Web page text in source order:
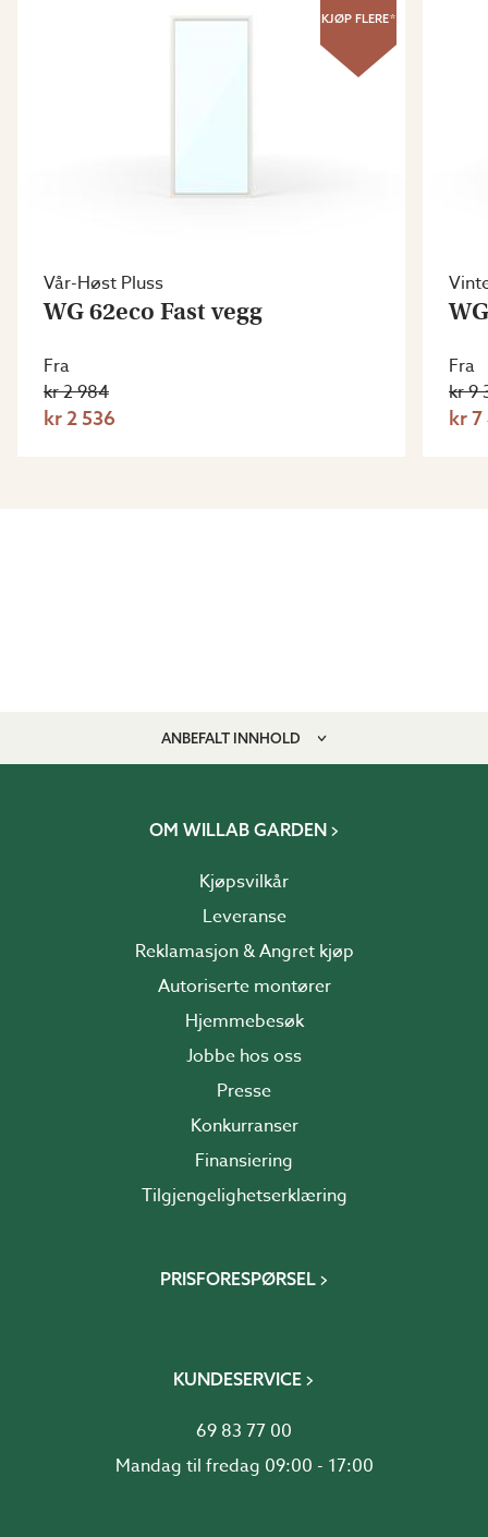
KJØP FLERE*
Vår-Høst Pluss
WG 62eco Fast vegg
Fra
kr 2 984
kr 2 536
Fra
kr 9
kr
ANBEFALT INNHOLD
OM WILLAB GARDEN
Kjøpsvilkår
Leveranse
Reklamasjon & Angret kjøp
Autoriserte montører
Hjemmebesøk
Jobbe hos oss
Presse
Konkurranser
Finansiering
Tilgjengelighetserklæring
PRISFORESPØRSEL
KUNDESERVICE
69 83 77 00
Mandag til fredag 09:00 - 17:00